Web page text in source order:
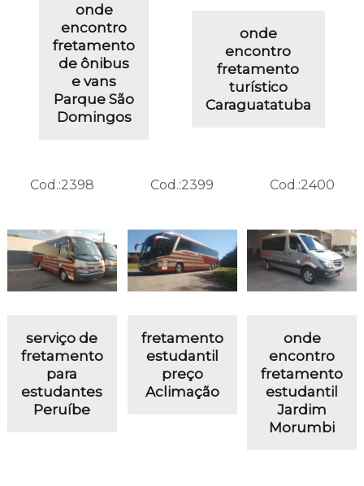
onde
encontro
fretamento
de ônibus
e vans
Parque São
Domingos
onde
encontro
fretamento
turístico
Caraguatatuba
Cod.:2398
serviço de
fretamento
para
estudantes
Peruíbe
Cod.:2399
fretamento
estudantil
preço
Aclimação
Cod.:2400
onde
encontro
fretamento
estudantil
Jardim
Morumbi